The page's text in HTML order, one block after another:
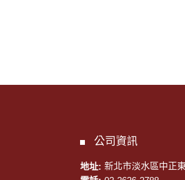
公司資訊
地址: 新北市淡水區中正